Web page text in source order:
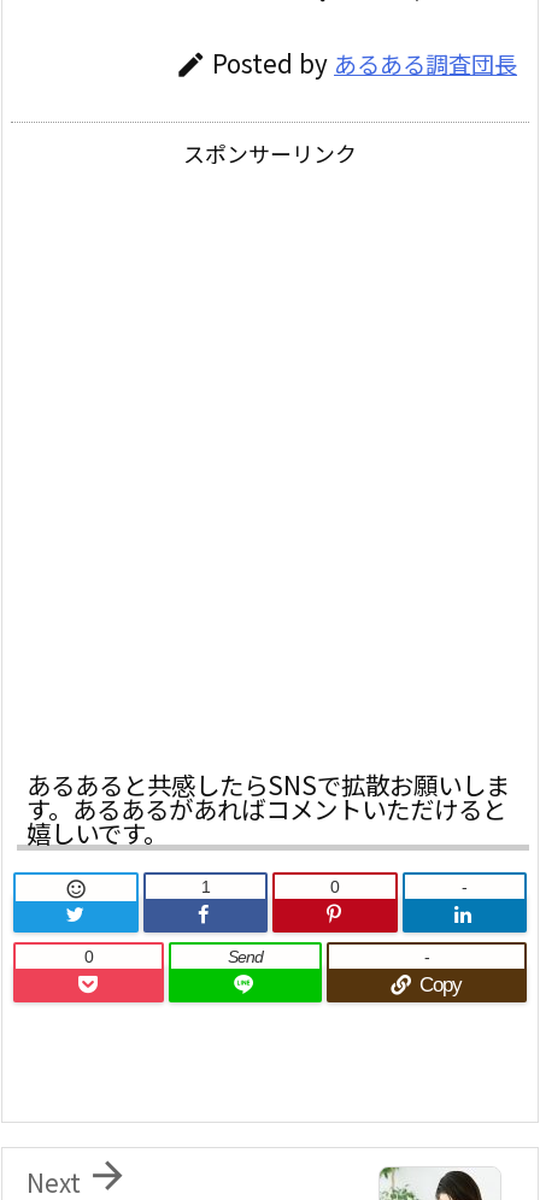
 Posted by あるある調査団長
スポンサーリンク
あるあると共感したらSNSで拡散お願いしま
す。あるあるがあればコメントいただけると
嬉しいです。
 1 0 -
0 Send
Copy
-

Next